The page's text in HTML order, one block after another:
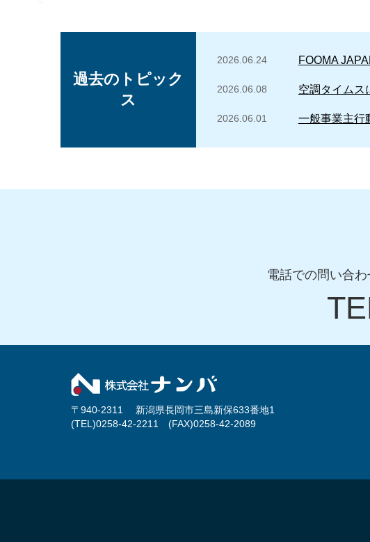
過去のトピック
ス
2026.06.24 FOOMA
2026.06.08 空調タイムス
2026.06.01 一般事業主行
電話での問い合
〒940-2311 新潟県長岡市三島新保633番地1
(TEL)0258-42-2211 (FAX)0258-42-2089